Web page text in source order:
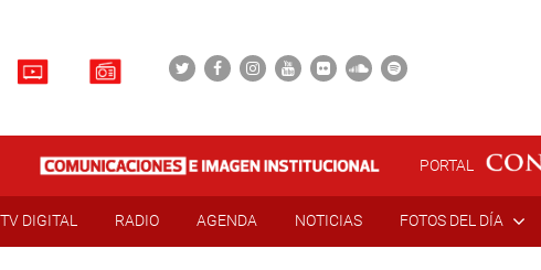
PORTAL
TV DIGITAL RADIO AGENDA NOTICIAS FOTOS DEL DÍA